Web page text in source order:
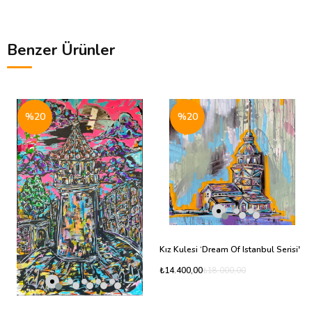
Benzer Ürünler
%20
Kız Kulesi ‘Dream Of Istanbul Serisi'
₺14.400,00₺18.000,00
%20